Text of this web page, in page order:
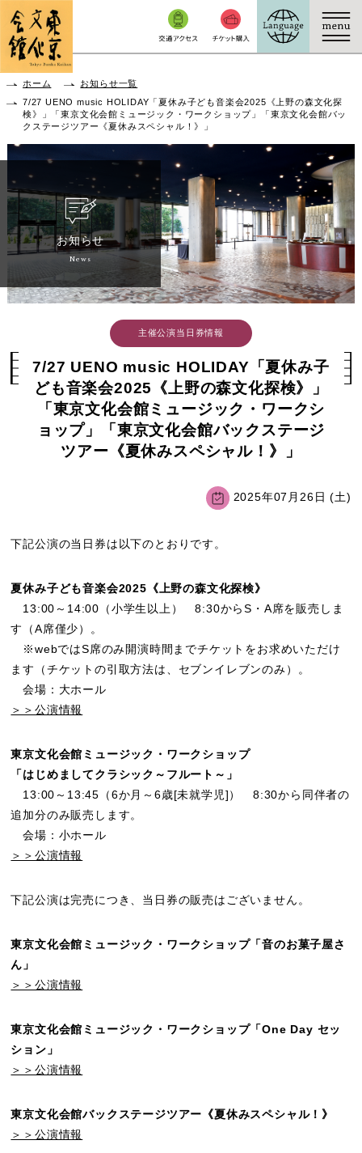
本文へ移動
ホーム
お知らせ一覧
7/27 UENO music HOLIDAY「夏休み子ども音楽会2025《上野の森文化探
検》」「東京文化会館ミュージック・ワークショップ」「東京文化会館バッ
クステージツアー《夏休みスペシャル！》」
お知らせ
News
主催公演当日券情報
7/27 UENO music HOLIDAY「夏休み子
ども音楽会2025《上野の森文化探検》」
「東京文化会館ミュージック・ワークシ
ョップ」「東京文化会館バックステージ
ツアー《夏休みスペシャル！》」
2025年07月26日 (土)
下記公演の当日券は以下のとおりです。
夏休み子ども音楽会2025《上野の森文化探検》
13:00～14:00（小学生以上） 8:30からS・A席を販売しま
す（A席僅少）。
※webではS席のみ開演時間までチケットをお求めいただけ
ます（チケットの引取方法は、セブンイレブンのみ）。
会場：大ホール
＞＞公演情報
東京文化会館ミュージック・ワークショップ
「はじめましてクラシック～フルート～」
13:00～13:45（6か月～6歳[未就学児]） 8:30から同伴者の
追加分のみ販売します。
会場：小ホール
＞＞公演情報
下記公演は完売につき、当日券の販売はございません。
東京文化会館ミュージック・ワークショップ「音のお菓子屋さ
ん」
＞＞公演情報
東京文化会館ミュージック・ワークショップ「One Day セッ
ション」
＞＞公演情報
東京文化会館バックステージツアー《夏休みスペシャル！》
＞＞公演情報